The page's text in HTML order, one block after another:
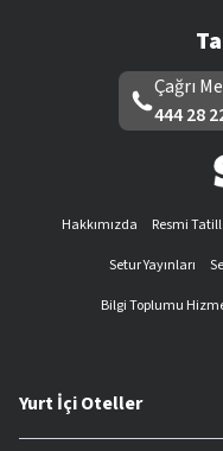
Çağrı
444 28
Hakkımızda Resmi
Setur Yayınları
Bilgi Toplumu
Yurt İçi Oteller